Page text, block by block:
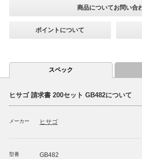
商品についてお問い合
ポイントについて
スペック
ヒサゴ 請求書 200セット GB482について
メーカー ヒサゴ
型番 GB482